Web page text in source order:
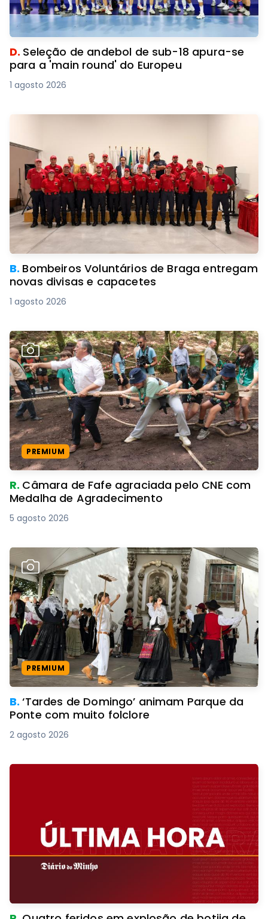
D. Seleção de andebol de sub-18 apura-se
para a 'main round' do Europeu
1 agosto 2026
B. Bombeiros Voluntários de Braga entregam
novas divisas e capacetes
1 agosto 2026
PREMIUM
R. Câmara de Fafe agraciada pelo CNE com
Medalha de Agradecimento
5 agosto 2026
PREMIUM
B.‘Tardes de Domingo’ animam Parque da
Ponte com muito folclore
2 agosto 2026